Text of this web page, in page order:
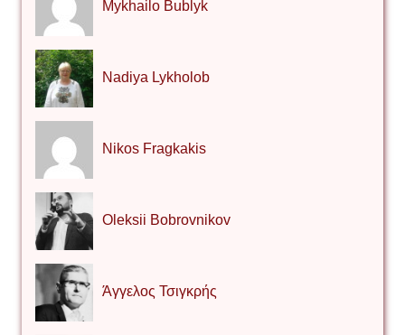
Mykhailo Bublyk
Nadiya Lykholob
Nikos Fragkakis
Oleksii Bobrovnikov
Άγγελος Τσιγκρής